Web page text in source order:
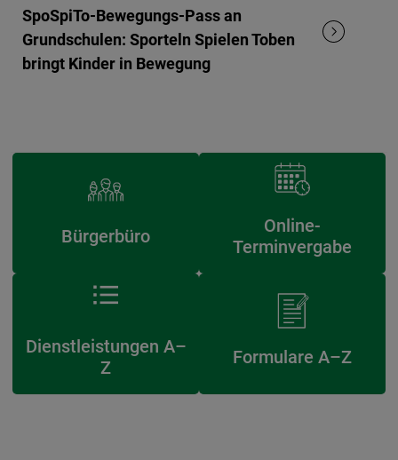
SpoSpiTo-Bewegungs-Pass an
Grundschulen: Sporteln Spielen Toben
bringt Kinder in Bewegung
Bürgerbüro
Online-
Terminvergabe
Dienstleistungen A–
Z
Formulare A–Z